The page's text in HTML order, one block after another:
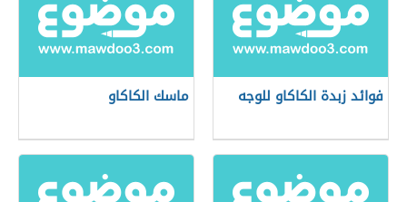
فوائد زبدة الكاكاو للوجه ماسك الكاكاو